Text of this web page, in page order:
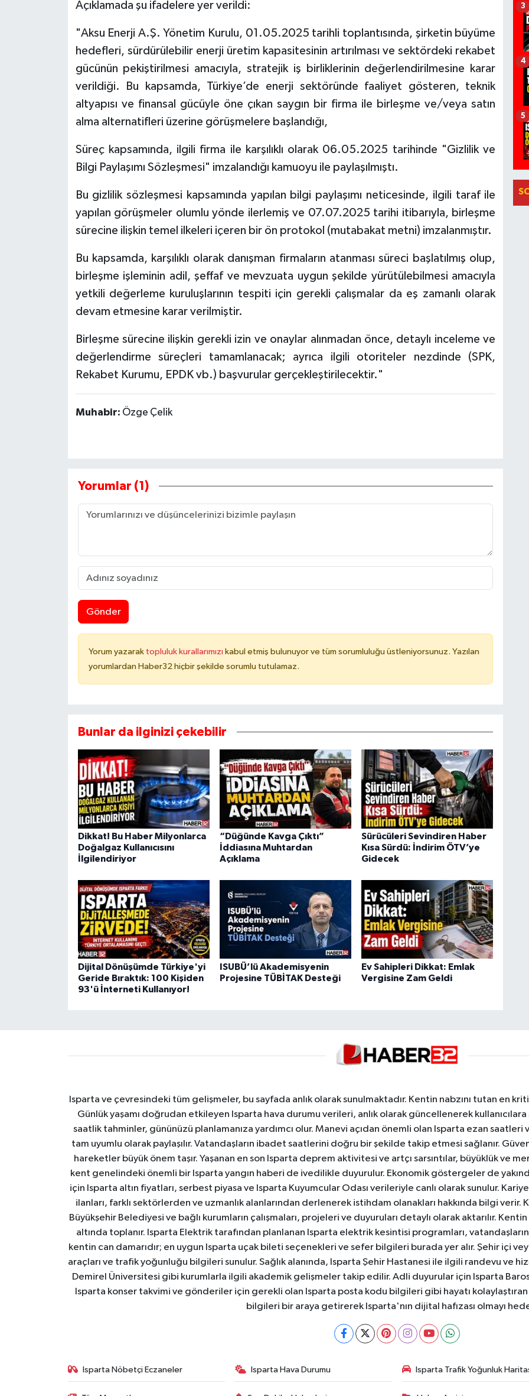
Açıklamada şu ifadelere yer verildi:
"Aksu Enerji A.Ş. Yönetim Kurulu, 01.05.2025 tarihli toplantısında, şirketin büyüme
hedefleri, sürdürülebilir enerji üretim kapasitesinin artırılması ve sektördeki rekabet
gücünün pekiştirilmesi amacıyla, stratejik iş birliklerinin değerlendirilmesine karar
verildiği. Bu kapsamda, Türkiye’de enerji sektöründe faaliyet gösteren, teknik
altyapısı ve finansal gücüyle öne çıkan saygın bir firma ile birleşme ve/veya satın
alma alternatifleri üzerine görüşmelere başlandığı,
Süreç kapsamında, ilgili firma ile karşılıklı olarak 06.05.2025 tarihinde "Gizlilik ve
Bilgi Paylaşımı Sözleşmesi" imzalandığı kamuoyu ile paylaşılmıştı.
Bu gizlilik sözleşmesi kapsamında yapılan bilgi paylaşımı neticesinde, ilgili taraf ile
yapılan görüşmeler olumlu yönde ilerlemiş ve 07.07.2025 tarihi itibarıyla, birleşme
sürecine ilişkin temel ilkeleri içeren bir ön protokol (mutabakat metni) imzalanmıştır.
Bu kapsamda, karşılıklı olarak danışman firmaların atanması süreci başlatılmış olup,
birleşme işleminin adil, şeffaf ve mevzuata uygun şekilde yürütülebilmesi amacıyla
yetkili değerleme kuruluşlarının tespiti için gerekli çalışmalar da eş zamanlı olarak
devam etmesine karar verilmiştir.
Birleşme sürecine ilişkin gerekli izin ve onaylar alınmadan önce, detaylı inceleme ve
değerlendirme süreçleri tamamlanacak; ayrıca ilgili otoriteler nezdinde (SPK,
Rekabet Kurumu, EPDK vb.) başvurular gerçekleştirilecektir."
Muhabir: Özge Çelik
Yorumlar (1)
Gönder
Yorum yazarak topluluk kurallarımızı kabul etmiş bulunuyor ve tüm sorumluluğu üstleniyorsunuz. Yazılan
yorumlardan Haber32 hiçbir şekilde sorumlu tutulamaz.
Bunlar da ilginizi çekebilir
Dikkat! Bu Haber Milyonlarca
Doğalgaz Kullanıcısını
İlgilendiriyor
“Düğünde Kavga Çıktı”
İddiasına Muhtardan
Açıklama
Sürücüleri Sevindiren Haber
Kısa Sürdü: İndirim ÖTV’ye
Gidecek
Dijital Dönüşümde Türkiye'yi
Geride Bıraktık: 100 Kişiden
93'ü İnterneti Kullanıyor!
ISUBÜ’lü Akademisyenin
Projesine TÜBİTAK Desteği
Ev Sahipleri Dikkat: Emlak
Vergisine Zam Geldi
3
4
5
Isparta ve çevresindeki tüm gelişmeler, bu sayfada anlık olarak sunulmaktadır. Kentin nabzını tutan en
Günlük yaşamı doğrudan etkileyen Isparta hava durumu verileri, anlık olarak güncellenerek
saatlik tahminler, gününüzü planlamanıza yardımcı olur. Manevi açıdan önemli olan Isparta ezan
tam uyumlu olarak paylaşılır. Vatandaşların ibadet saatlerini doğru bir şekilde takip etmesi sağlanır.
hareketler büyük önem taşır. Yaşanan en son Isparta deprem aktivitesi ve artçı sarsıntılar, büyüklük ve
kent genelindeki önemli bir Isparta yangın haberi de ivedilikle duyurulur. Ekonomik göstergeler de
için Isparta altın fiyatları, serbest piyasa ve Isparta Kuyumcular Odası verileriyle canlı olarak sunulur.
ilanları, farklı sektörlerden ve uzmanlık alanlarından derlenerek istihdam olanakları hakkında bilgi verir.
Büyükşehir Belediyesi ve bağlı kurumların çalışmaları, projeleri ve duyuruları detaylı olarak aktarılır.
altında toplanır. Isparta Elektrik tarafından planlanan Isparta elektrik kesintisi programları,
kentin can damarıdır; en uygun Isparta uçak bileti seçenekleri ve sefer bilgileri burada yer alır. Şehir içi
araçları ve trafik yoğunluğu bilgileri sunulur. Sağlık alanında, Isparta Şehir Hastanesi ile ilgili randevu ve
Demirel Üniversitesi gibi kurumlarla ilgili akademik gelişmeler takip edilir. Adli duyurular için Isparta
Isparta konser takvimi ve gönderiler için gerekli olan Isparta posta kodu bilgileri gibi hayatı
bilgileri bir araya getirerek Isparta'nın dijital hafızası olmayı
Isparta Nöbetçi Eczaneler Isparta Hava Durumu Isparta Trafik Yoğunluk